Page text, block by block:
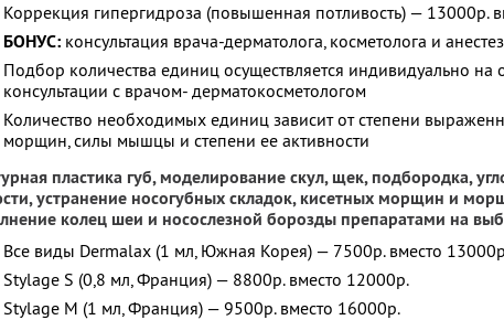
Коррекция гипергидроза (повышенная потливость) — 13000р.
БОНУС: консультация врача-дерматолога, косметолога и
Подбор количества единиц осуществляется индивидуально на
консультации с врачом- дерматокосметологом
Количество необходимых единиц зависит от степени
морщин, силы мышцы и степени ее активности
пластика губ, моделирование скул, щек, подбородка,
устранение носогубных складок, кисетных морщин и
колец шеи и носослезной борозды препаратами на
Все виды Dermalax (1 мл, Южная Корея) — 7500р. вместо
Stylage S (0,8 мл, Франция) — 8800р. вместо 12000р.
Stylage M (1 мл, Франция) — 9500р. вместо 16000р.